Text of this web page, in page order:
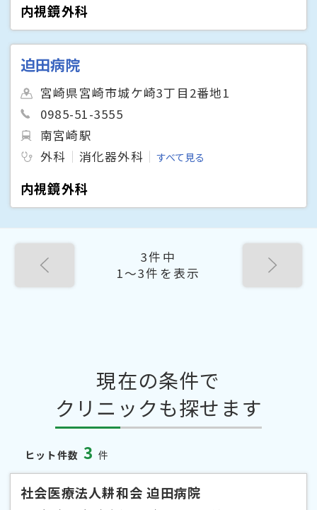
内視鏡外科
迫田病院
宮崎県宮崎市城ケ崎3丁目2番地1
0985-51-3555
南宮崎駅
外科
消化器外科 すべて見る
内視鏡外科
3件中
1〜3件を表示
現在の条件で
クリニックも探せます
ヒット件数 3 件
社会医療法人耕和会 迫田病院